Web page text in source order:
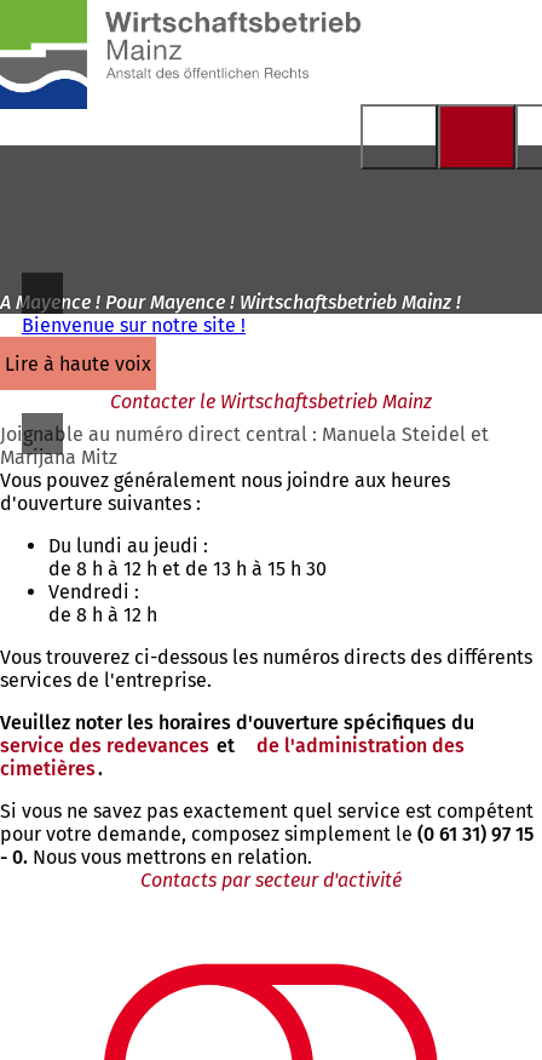
Accéder au contenu
page
d'accueil
A Mayence ! Pour Mayence ! Wirtschaftsbetrieb Mainz !
Bienvenue sur notre site !
lire à haute voix
Contacter le Wirtschaftsbetrieb Mainz
Joignable au numéro direct central : Manuela Steidel et
Marijana Mitz
Vous pouvez généralement nous joindre aux heures
d'ouverture suivantes :
Du lundi au jeudi :
de 8 h à 12 h et de 13 h à 15 h 30
Vendredi :
de 8 h à 12 h
Vous trouverez ci-dessous les numéros directs des différents
services de l'entreprise.
Veuillez noter les horaires d'ouverture spécifiques du
service des redevances et
de l'administration des
cimetières.
Si vous ne savez pas exactement quel service est compétent
pour votre demande, composez simplement le (0 61 31) 97 15
- 0. Nous vous mettrons en relation.
Contacts par secteur d'activité